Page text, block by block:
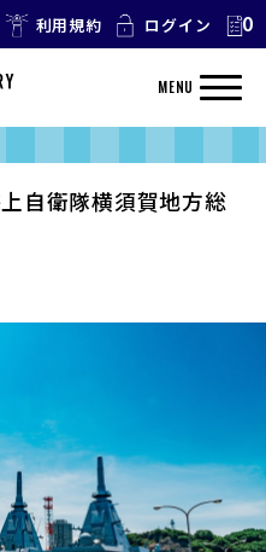
利用規約 ログイン 0
MENU
自衛隊横須賀地方総